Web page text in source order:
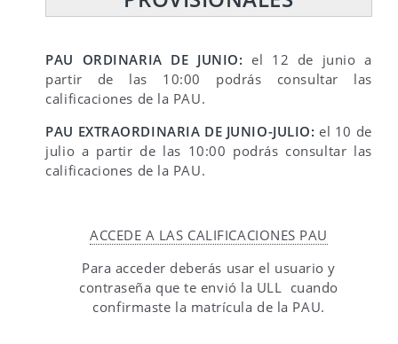
PAU ORDINARIA DE JUNIO: el 12 de junio a
partir de las 10:00 podrás consultar las
calificaciones de la PAU.
PAU EXTRAORDINARIA DE JUNIO-JULIO: el 10 de
julio a partir de las 10:00 podrás consultar las
calificaciones de la PAU.
ACCEDE A LAS CALIFICACIONES PAU
Para acceder deberás usar el usuario y
contraseña que te envió la ULL cuando
confirmaste la matrícula de la PAU.